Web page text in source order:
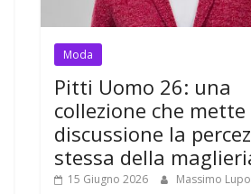
Moda
Pitti Uomo 26: una
collezione che mette
discussione la
stessa della
15 Giugno 2026 Massimo Lupo